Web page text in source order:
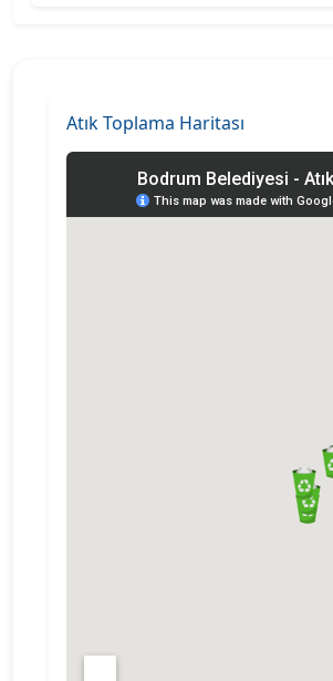
Atık Toplama Haritası